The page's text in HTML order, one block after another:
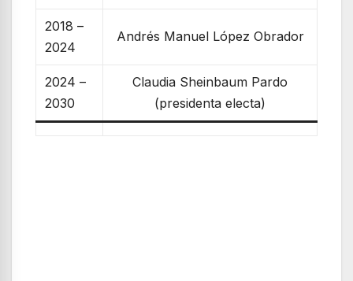
2018 –
2024
Andrés Manuel López Obrador
2024 –
2030
Claudia Sheinbaum Pardo
(presidenta electa)